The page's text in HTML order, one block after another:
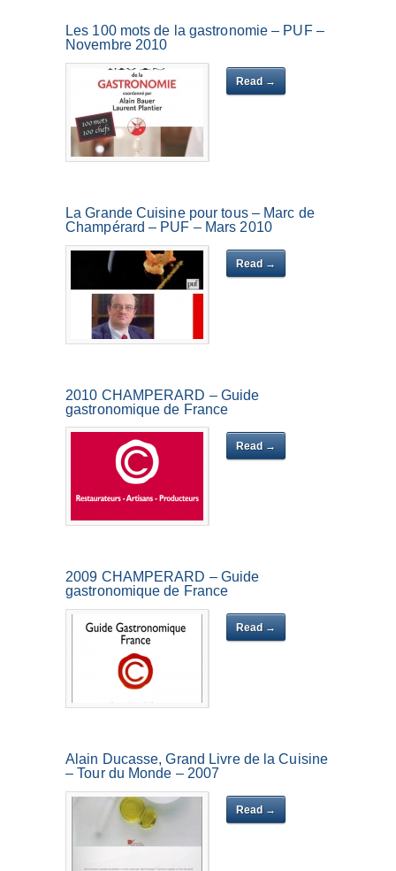
Les 100 mots de la gastronomie – PUF –
Novembre 2010
Read →
La Grande Cuisine pour tous – Marc de
Champérard – PUF – Mars 2010
Read →
2010 CHAMPÉRARD – Guide
gastronomique de France
Read →
2009 CHAMPÉRARD – Guide
gastronomique de France
Read →
Alain Ducasse, Grand Livre de la Cuisine
– Tour du Monde – 2007
Read →